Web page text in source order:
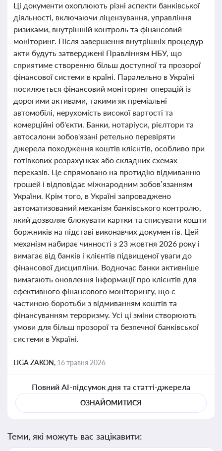
Ці документи охоплюють різні аспекти банківської
діяльності, включаючи ліцензування, управління
ризиками, внутрішній контроль та фінансовий
моніторинг. Після завершення внутрішніх процедур
акти будуть затверджені Правлінням НБУ, що
сприятиме створенню більш доступної та прозорої
фінансової системи в країні. Паралельно в Україні
посилюється фінансовий моніторинг операцій із
дорогими активами, такими як преміальні
автомобілі, нерухомість високої вартості та
комерційні об'єкти. Банки, нотаріуси, рієлтори та
автосалони зобов'язані ретельно перевіряти
джерела походження коштів клієнтів, особливо при
готівкових розрахунках або складних схемах
переказів. Це спрямовано на протидію відмиванню
грошей і відповідає міжнародним зобов’язанням
України. Крім того, в Україні запроваджено
автоматизований механізм банківського контролю,
який дозволяє блокувати картки та списувати кошти
боржників на підставі виконавчих документів. Цей
механізм набирає чинності з 23 жовтня 2026 року і
вимагає від банків і клієнтів підвищеної уваги до
фінансової дисципліни. Водночас банки активніше
вимагають оновлення інформації про клієнтів для
ефективного фінансового моніторингу, що є
частиною боротьби з відмиванням коштів та
фінансуванням тероризму. Усі ці зміни створюють
умови для більш прозорої та безпечної банківської
системи в Україні.
LIGA ZAKON, 16 травня 2026
Повний AI-підсумок дня та статті-джерела
ОЗНАЙОМИТИСЯ
Теми, які можуть вас зацікавити: